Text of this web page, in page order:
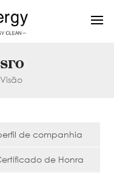
de companhia
de Honra